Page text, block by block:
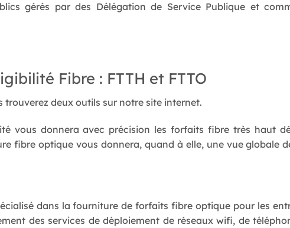
gérés par des Délégation de Service Publique et
Fibre : FTTH et FTTO
deux outils sur notre site internet.
vous donnera avec précision les forfaits fibre très haut
fibre optique vous donnera, quand à elle, une vue globale
dans la fourniture de forfaits fibre optique pour les
des services de déploiement de réseaux wifi, de